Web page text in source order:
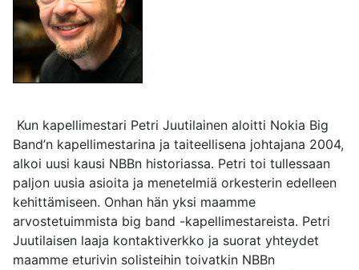
Kun kapellimestari Petri Juutilainen aloitti Nokia Big
Band’n kapellimestarina ja taiteellisena johtajana 2004,
alkoi uusi kausi NBBn historiassa. Petri toi tullessaan
paljon uusia asioita ja menetelmiä orkesterin edelleen
kehittämiseen. Onhan hän yksi maamme
arvostetuimmista big band -kapellimestareista. Petri
Juutilaisen laaja kontaktiverkko ja suorat yhteydet
maamme eturivin solisteihin toivatkin NBBn